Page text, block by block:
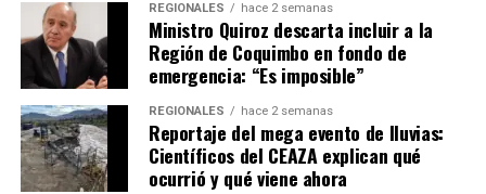
REGIONALES hace 2 semanas
Ministro Quiroz descarta incluir a la
Región de Coquimbo en fondo de
emergencia: “Es imposible”
REGIONALES hace 2 semanas
Reportaje del mega evento de lluvias:
Científicos del CEAZA explican qué
ocurrió y qué viene ahora